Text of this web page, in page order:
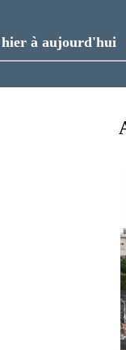
hier à aujourd'hui